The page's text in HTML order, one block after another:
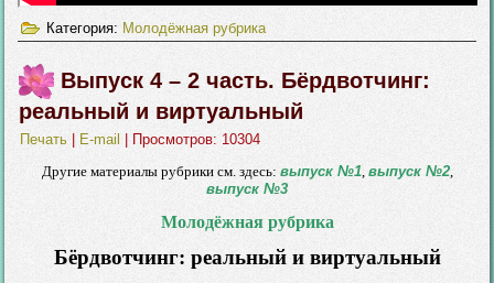
Категория: Молодёжная рубрика
Выпуск 4 – 2 часть. Бёрдвотчинг:
реальный и виртуальный
Печать E-mail
| Просмотров: 10304
Другие материалы рубрики см. здесь: выпуск №1, выпуск №2,
выпуск №3
Молодёжная рубрика
Бёрдвотчинг: реальный и виртуальный